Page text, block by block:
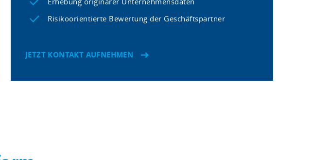
Risikoorientierte Bewertung der Geschäftspartner
JETZT KONTAKT AUFNEHMEN